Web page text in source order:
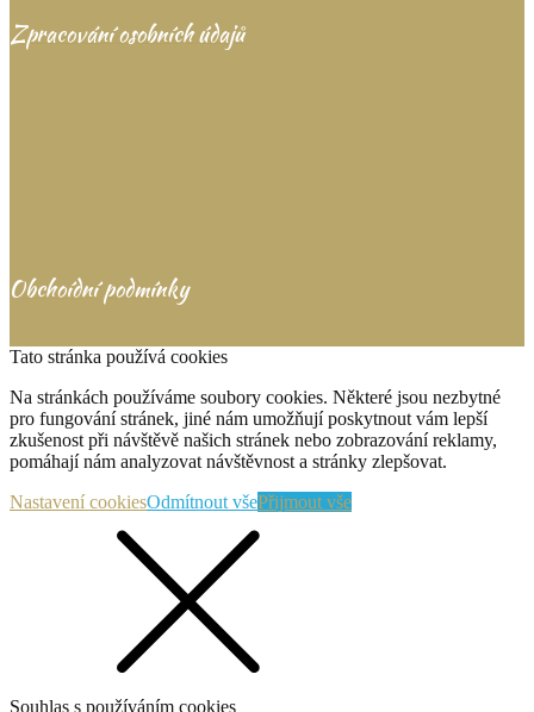
Zpracování osobních údajů
Obchoídní podmínky
Tato stránka používá cookies
Na stránkách používáme soubory cookies. Některé jsou nezbytné
pro fungování stránek, jiné nám umožňují poskytnout vám lepší
zkušenost při návštěvě našich stránek nebo zobrazování reklamy,
pomáhají nám analyzovat návštěvnost a stránky zlepšovat.
Nastavení cookiesOdmítnout všePřijmout vše
Souhlas s používáním cookies